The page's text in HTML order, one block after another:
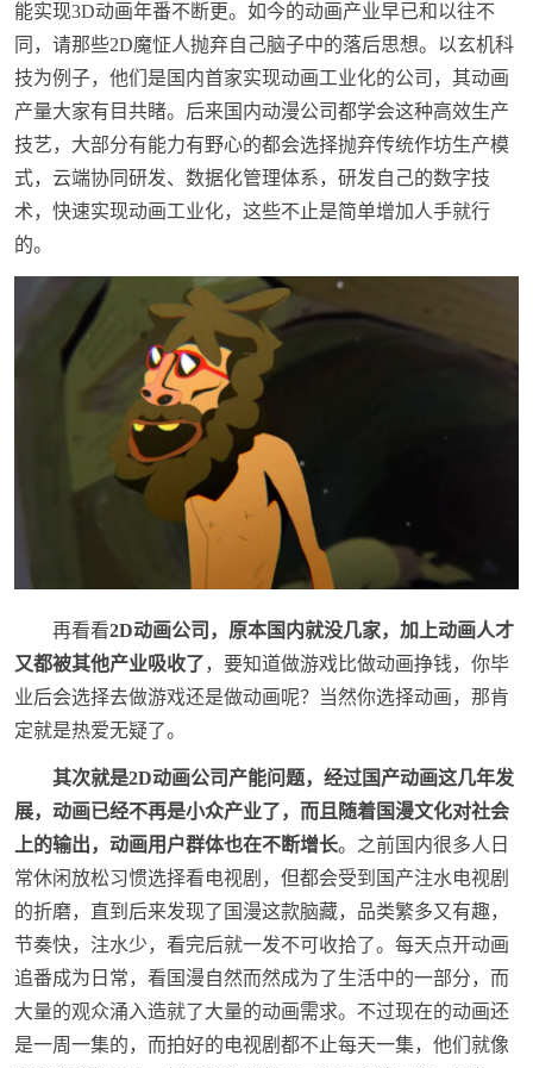
能实现3D动画年番不断更。如今的动画产业早已和以往不
同，请那些2D魔怔人抛弃自己脑子中的落后思想。以玄机科
技为例子，他们是国内首家实现动画工业化的公司，其动画
产量大家有目共睹。后来国内动漫公司都学会这种高效生产
技艺，大部分有能力有野心的都会选择抛弃传统作坊生产模
式，云端协同研发、数据化管理体系，研发自己的数字技
术，快速实现动画工业化，这些不止是简单增加人手就行
的。
再看看2D动画公司，原本国内就没几家，加上动画人才
又都被其他产业吸收了，要知道做游戏比做动画挣钱，你毕
业后会选择去做游戏还是做动画呢？当然你选择动画，那肯
定就是热爱无疑了。
其次就是2D动画公司产能问题，经过国产动画这几年发
展，动画已经不再是小众产业了，而且随着国漫文化对社会
上的输出，动画用户群体也在不断增长。之前国内很多人日
常休闲放松习惯选择看电视剧，但都会受到国产注水电视剧
的折磨，直到后来发现了国漫这款脑藏，品类繁多又有趣，
节奏快，注水少，看完后就一发不可收拾了。每天点开动画
追番成为日常，看国漫自然而然成为了生活中的一部分，而
大量的观众涌入造就了大量的动画需求。不过现在的动画还
是一周一集的，而拍好的电视剧都不止每天一集，他们就像